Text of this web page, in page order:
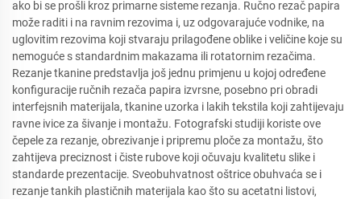
ako bi se prošli kroz primarne sisteme rezanja. Ručno rezač papira
može raditi i na ravnim rezovima i, uz odgovarajuće vodnike, na
uglovitim rezovima koji stvaraju prilagođene oblike i veličine koje su
nemoguće s standardnim makazama ili rotatornim rezačima.
Rezanje tkanine predstavlja još jednu primjenu u kojoj određene
konfiguracije ručnih rezača papira izvrsne, posebno pri obradi
interfejsnih materijala, tkanine uzorka i lakih tekstila koji zahtijevaju
ravne ivice za šivanje i montažu. Fotografski studiji koriste ove
čepele za rezanje, obrezivanje i pripremu ploče za montažu, što
zahtijeva preciznost i čiste rubove koji očuvaju kvalitetu slike i
standarde prezentacije. Sveobuhvatnost oštrice obuhvaća se i
rezanje tankih plastičnih materijala kao što su acetatni listovi,